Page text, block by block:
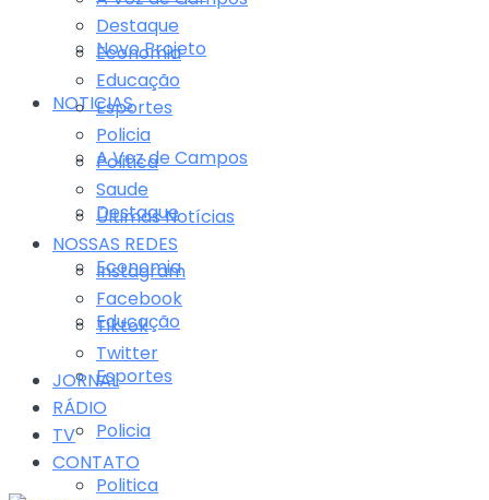
Novo Projeto
NOTICIAS
A Voz de Campos
Destaque
Economia
Educação
Esportes
Policia
Politica
Destaque
Economia
Educação
Esportes
Policia
Politica
Saude
Últimas Notícias
NOSSAS REDES
Instagram
Facebook
Tiktok
Twitter
JORNAL
RÁDIO
TV
CONTATO